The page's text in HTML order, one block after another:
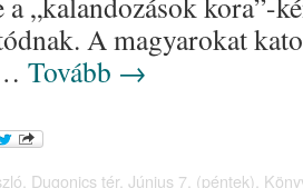
A magyarokat
Tovább →
Dugonics tér, Június 7. (péntek)